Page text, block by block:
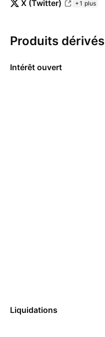
X (Twitter) +1 plus
Produits dérivés
Intérêt ouvert
Liquidations